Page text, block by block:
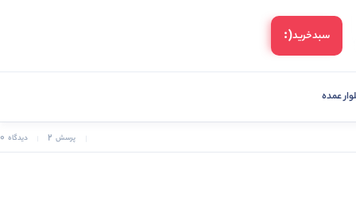
سبد‌خرید(:
عمده
پرسش 2 دیدگاه 0